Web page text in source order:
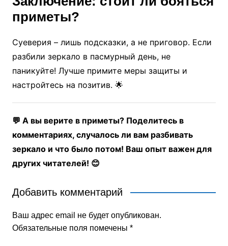
приметы?
Суеверия – лишь подсказки, а не приговор. Если
разбили зеркало в пасмурный день, не
паникуйте! Лучше примите меры защиты и
настройтесь на позитив. 🌟
💬 А вы верите в приметы? Поделитесь в
комментариях, случалось ли вам разбивать
зеркало и что было потом! Ваш опыт важен для
других читателей! 😊
Добавить комментарий
Ваш адрес email не будет опубликован.
Обязательные поля помечены *